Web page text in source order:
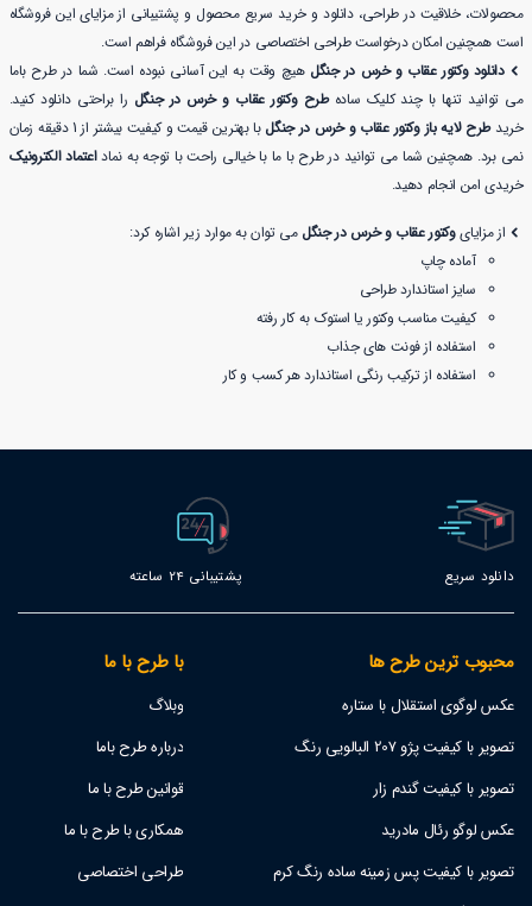
محصولات، خلاقیت در طراحی، دانلود و خرید سریع محصول و پشتیبانی از مزایای این فروشگاه
است همچنین امکان درخواست طراحی اختصاصی در این فروشگاه فراهم است.
دانلود وکتور عقاب و خرس در جنگلهیچ وقت به این آسانی نبوده است. شما در طرح باما
می توانید تنها با چند کلیک سادهطرح وکتور عقاب و خرس در جنگل را براحتی دانلود کنید.
خریدطرح لایه باز وکتور عقاب و خرس در جنگل
با بهترین قیمت و کیفیت بیشتر از 1 دقیقه زمان
نمی برد. همچنین شما می توانید در طرح با ما با خیالی راحت با توجه به نماداعتماد الکترونیک
خریدی امن انجام دهید.
از مزایایوکتور عقاب و خرس در جنگل می توان به موارد زیر اشاره کرد:
آماده چاپ
سایز استاندارد طراحی
کیفیت مناسب وکتور یا استوک به کار رفته
استفاده از فونت های جذاب
استفاده از ترکیب رنگی استاندارد هر کسب و کار
دانلود سریع پشتیبانی 24 ساعته
محبوب ترین طرح ها
عکس لوگوی استقلال با ستاره
تصویر با کیفیت پژو 207 البالویی رنگ
تصویر با کیفیت گندم زار
عکس لوگو رئال مادرید
تصویر با کیفیت پس زمینه ساده رنگ کرم
با طرح با ما
وبلاگ
درباره طرح باما
قوانین طرح با ما
همکاری با طرح با ما
طراحی اختصاصی